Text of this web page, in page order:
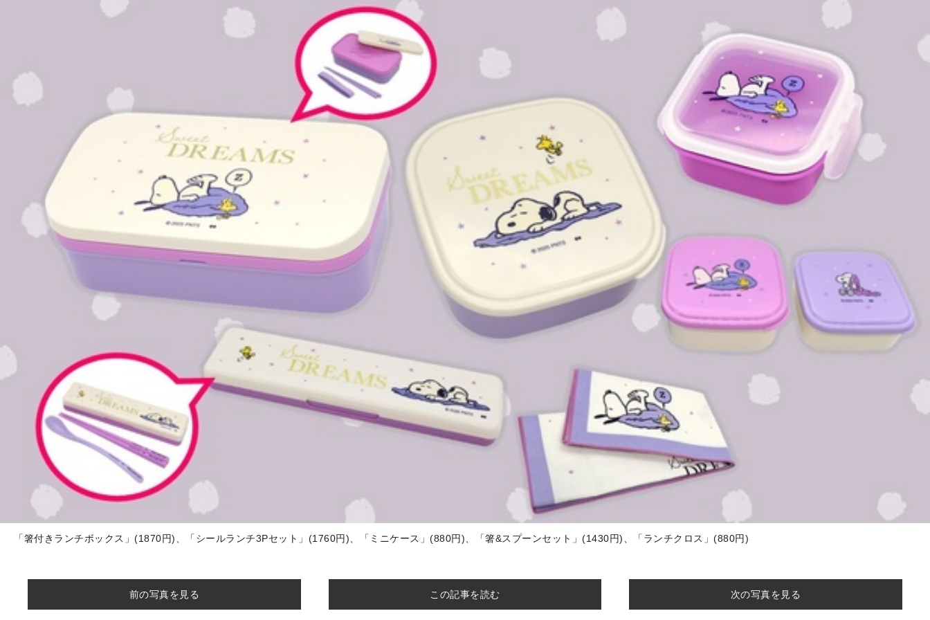
前の写真を見る この記事を読む 次の写真を見る
「箸付きランチボックス」(1870円)、「シールランチ3Pセット」(1760円)、「ミニケース」(880円)、「箸&スプーンセット」(1430円)、「ランチクロス」(880円)